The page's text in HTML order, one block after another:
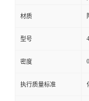
材质
型号
密度
执行质量标准